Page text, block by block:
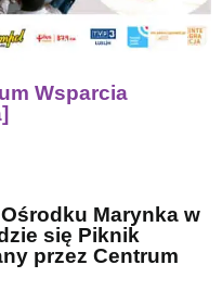
Wsparcia
Marynka w
się Piknik
przez Centrum